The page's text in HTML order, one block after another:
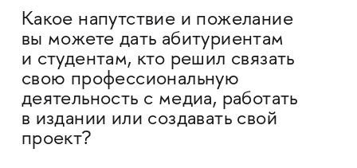
Какое напутствие и пожелание
вы можете дать абитуриентам
и студентам, кто решил связать
свою профессиональную
деятельность с медиа, работать
в издании или создавать свой
проект?